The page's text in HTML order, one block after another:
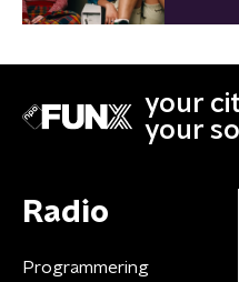
your
your
Radio
Programmering